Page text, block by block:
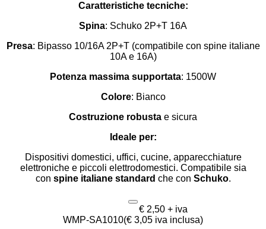
Caratteristiche tecniche:
Spina: Schuko 2P+T 16A
Presa: Bipasso 10/16A 2P+T (compatibile con spine italiane
10A e 16A)
Potenza massima supportata: 1500W
Colore: Bianco
Costruzione robusta e sicura
Ideale per:
Dispositivi domestici, uffici, cucine, apparecchiature
elettroniche e piccoli elettrodomestici. Compatibile sia
con spine italiane standard che con Schuko.
WMP-SA1010
€ 2,50 + iva
(€ 3,05 iva inclusa)